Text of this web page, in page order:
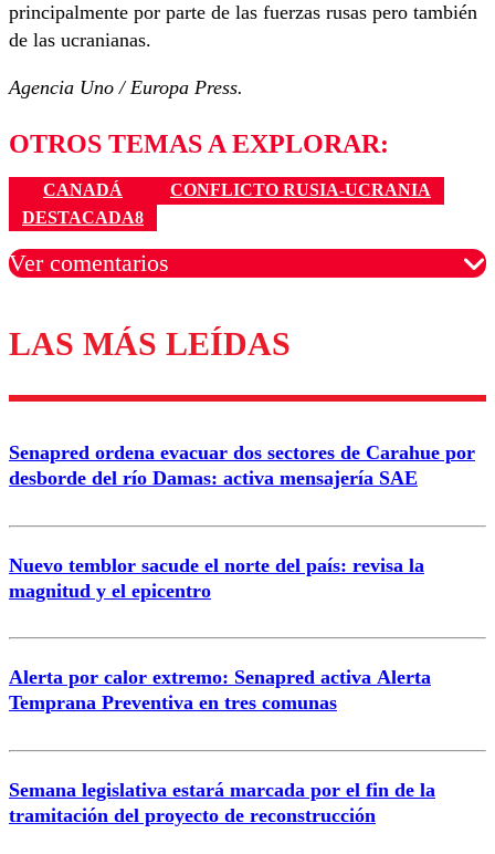
principalmente por parte de las fuerzas rusas pero también
de las ucranianas.
Agencia Uno / Europa Press.
OTROS TEMAS A EXPLORAR:
CANADÁ
CONFLICTO RUSIA-UCRANIA
DESTACADA8
Ver comentarios
Los comentarios son moderados para garantizar un
diálogo respetuoso.
Correo
LAS MÁS LEÍDAS
Senapred ordena evacuar dos sectores de Carahue por
desborde del río Damas: activa mensajería SAE
Nuevo temblor sacude el norte del país: revisa la
magnitud y el epicentro
Alerta por calor extremo: Senapred activa Alerta
Temprana Preventiva en tres comunas
Semana legislativa estará marcada por el fin de la
tramitación del proyecto de reconstrucción